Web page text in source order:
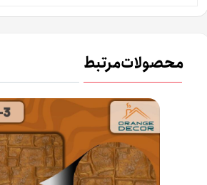
محصولات مرتبط